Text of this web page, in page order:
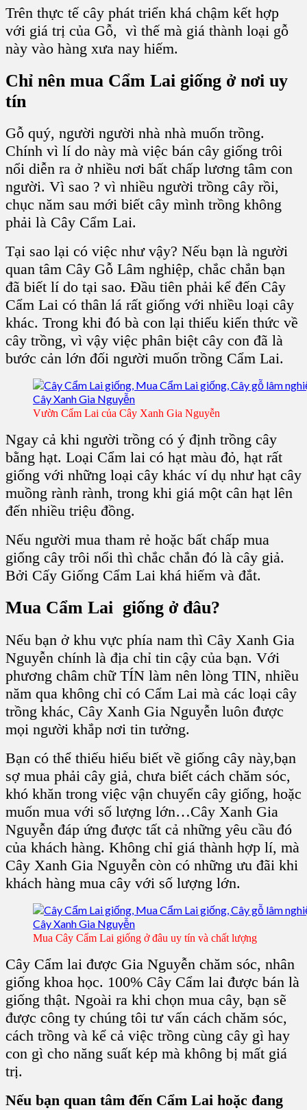
Trên thực tế cây phát triển khá chậm kết hợp
với giá trị của Gỗ, vì thế mà giá thành loại gỗ
này vào hàng xưa nay hiếm.
Chỉ nên mua Cẩm Lai giống ở nơi uy
tín
Gỗ quý, người người nhà nhà muốn trồng.
Chính vì lí do này mà việc bán cây giống trôi
nổi diễn ra ở nhiều nơi bất chấp lương tâm con
người. Vì sao ? vì nhiều người trồng cây rồi,
chục năm sau mới biết cây mình trồng không
phải là Cây Cẩm Lai.
Tại sao lại có việc như vậy? Nếu bạn là người
quan tâm Cây Gỗ Lâm nghiệp, chắc chắn bạn
đã biết lí do tại sao. Đầu tiên phải kể đến Cây
Cẩm Lai có thân lá rất giống với nhiều loại cây
khác. Trong khi đó bà con lại thiếu kiến thức về
cây trồng, vì vậy việc phân biệt cây con đã là
bước cản lớn đối người muốn trồng Cẩm Lai.
Vườn Cẩm Lai của Cây Xanh Gia Nguyễn
Ngay cả khi người trồng có ý định trồng cây
bằng hạt. Loại Cẩm lai có hạt màu đỏ, hạt rất
giống với những loại cây khác ví dụ như hạt cây
muồng rành rành, trong khi giá một cân hạt lên
đến nhiều triệu đồng.
Nếu người mua tham rẻ hoặc bất chấp mua
giống cây trôi nổi thì chắc chắn đó là cây giả.
Bởi Cấy Giống Cẩm Lai khá hiếm và đắt.
Mua Cẩm Lai giống ở đâu?
Nếu bạn ở khu vực phía nam thì Cây Xanh Gia
Nguyễn chính là địa chỉ tin cậy của bạn. Với
phương châm chữ TÍN làm nên lòng TIN, nhiều
năm qua không chỉ có Cẩm Lai mà các loại cây
trồng khác, Cây Xanh Gia Nguyễn luôn được
mọi người khắp nơi tin tưởng.
Bạn có thể thiếu hiểu biết về giống cây này,bạn
sợ mua phải cây giả, chưa biết cách chăm sóc,
khó khăn trong việc vận chuyển cây giống, hoặc
muốn mua với số lượng lớn…Cây Xanh Gia
Nguyễn đáp ứng được tất cả những yêu cầu đó
của khách hàng. Không chỉ giá thành hợp lí, mà
Cây Xanh Gia Nguyễn còn có những ưu đãi khi
khách hàng mua cây với số lượng lớn.
Mua Cây Cẩm Lai giống ở đâu uy tín và chất lượng
Cây Cẩm lai được Gia Nguyễn chăm sóc, nhân
giống khoa học. 100% Cây Cẩm lai được bán là
giống thật. Ngoài ra khi chọn mua cây, bạn sẽ
được công ty chúng tôi tư vấn cách chăm sóc,
cách trồng và kể cả việc trồng cùng cây gì hay
con gì cho năng suất kép mà không bị mất giá
trị.
Nếu bạn quan tâm đến Cẩm Lai hoặc đang